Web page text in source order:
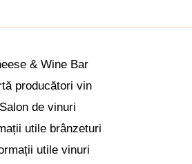
& Wine Bar
producători vin
Salon de vinuri
utile brânzeturi
utile vinuri